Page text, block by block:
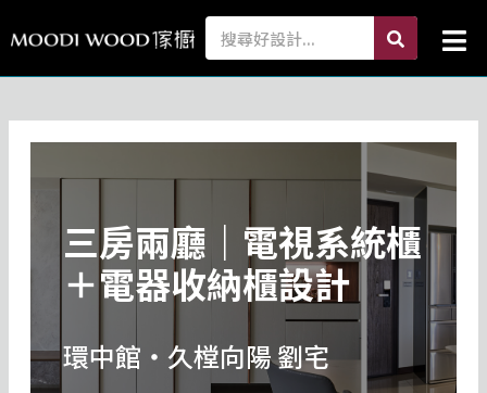
至
內
Search search
三房兩廳｜電視系統櫃
＋電器收納櫃設計
環中館・久樘向陽 劉宅